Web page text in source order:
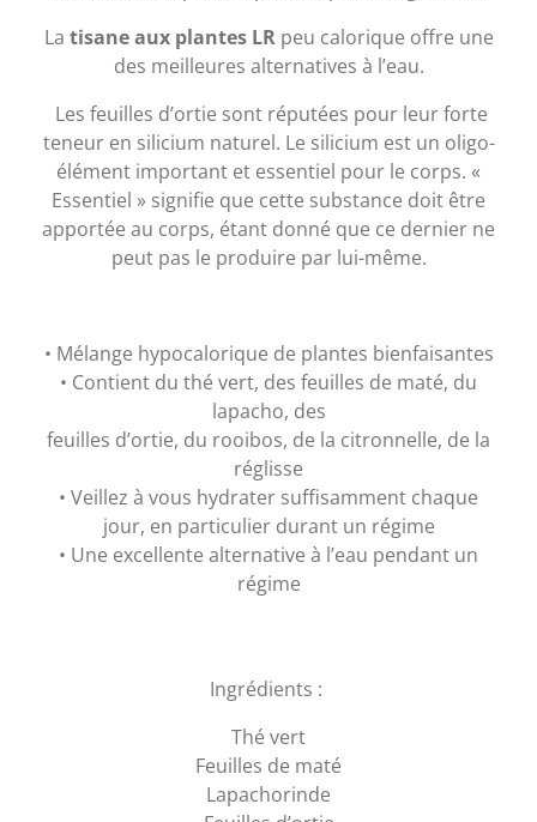
La tisane aux plantes LRpeu calorique offre une
des meilleures alternatives à l’eau.
Les feuilles d’ortie sont réputées pour leur forte
teneur en silicium naturel. Le silicium est un oligo-
élément important et essentiel pour le corps. «
Essentiel » signifie que cette substance doit être
apportée au corps, étant donné que ce dernier ne
peut pas le produire par lui-même.
• Mélange hypocalorique de plantes bienfaisantes
• Contient du thé vert, des feuilles de maté, du
lapacho, des
feuilles d’ortie, du rooibos, de la citronnelle, de la
réglisse
• Veillez à vous hydrater suffisamment chaque
jour, en particulier durant un régime
• Une excellente alternative à l’eau pendant un
régime
Ingrédients :
Thé vert
Feuilles de maté
Lapachorinde